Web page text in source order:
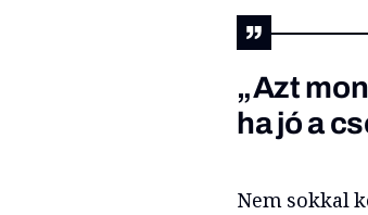
„Azt
ha jó a
Nem sokkal